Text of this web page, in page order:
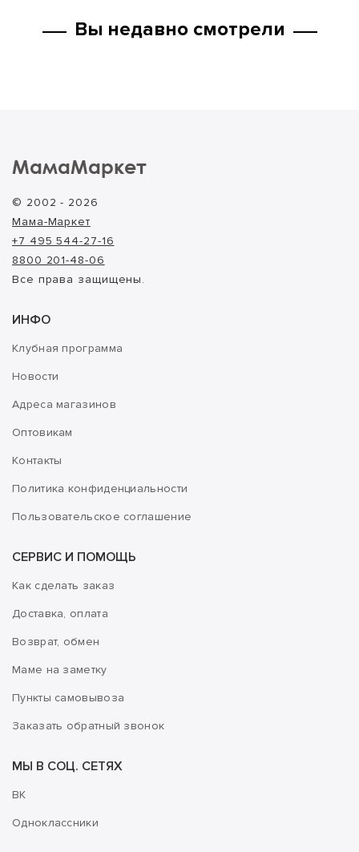
Вы недавно смотрели
МамаМаркет
© 2002 - 2026
Мама-Маркет
+7 495 544-27-16
8800 201-48-06
Все права защищены.
ИНФО
Клубная программа
Новости
Адреса магазинов
Оптовикам
Контакты
Политика конфиденциальности
Пользовательское соглашение
СЕРВИС И ПОМОЩЬ
Как сделать заказ
Доставка, оплата
Возврат, обмен
Маме на заметку
Пункты самовывоза
Заказать обратный звонок
МЫ В СОЦ. СЕТЯХ
ВК
Одноклассники